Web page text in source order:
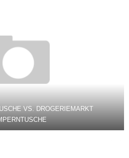
VS. DROGERIEMARKT